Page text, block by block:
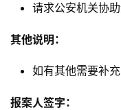
请求公安机关协
其他说明：
如有其他需要补
报案人签字：